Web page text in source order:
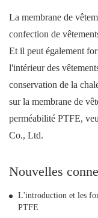
La membrane de
confection de
Et il peut également
l'intérieur des
conservation de la
sur la membrane de
perméabilité PTFE,
Co., Ltd.
Nouvelles
L'introduction et les
PTFE